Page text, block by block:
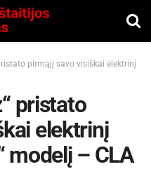
pirmąjį savo visiškai elektrinį
pristato
elektrinį
modelį – CLA